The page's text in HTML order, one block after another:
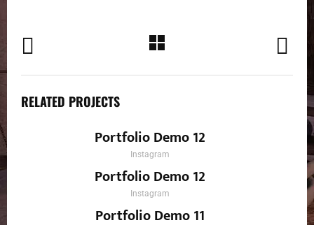
RELATED PROJECTS
Portfolio Demo 12
Instagram
Portfolio Demo 12
Instagram
Portfolio Demo 11